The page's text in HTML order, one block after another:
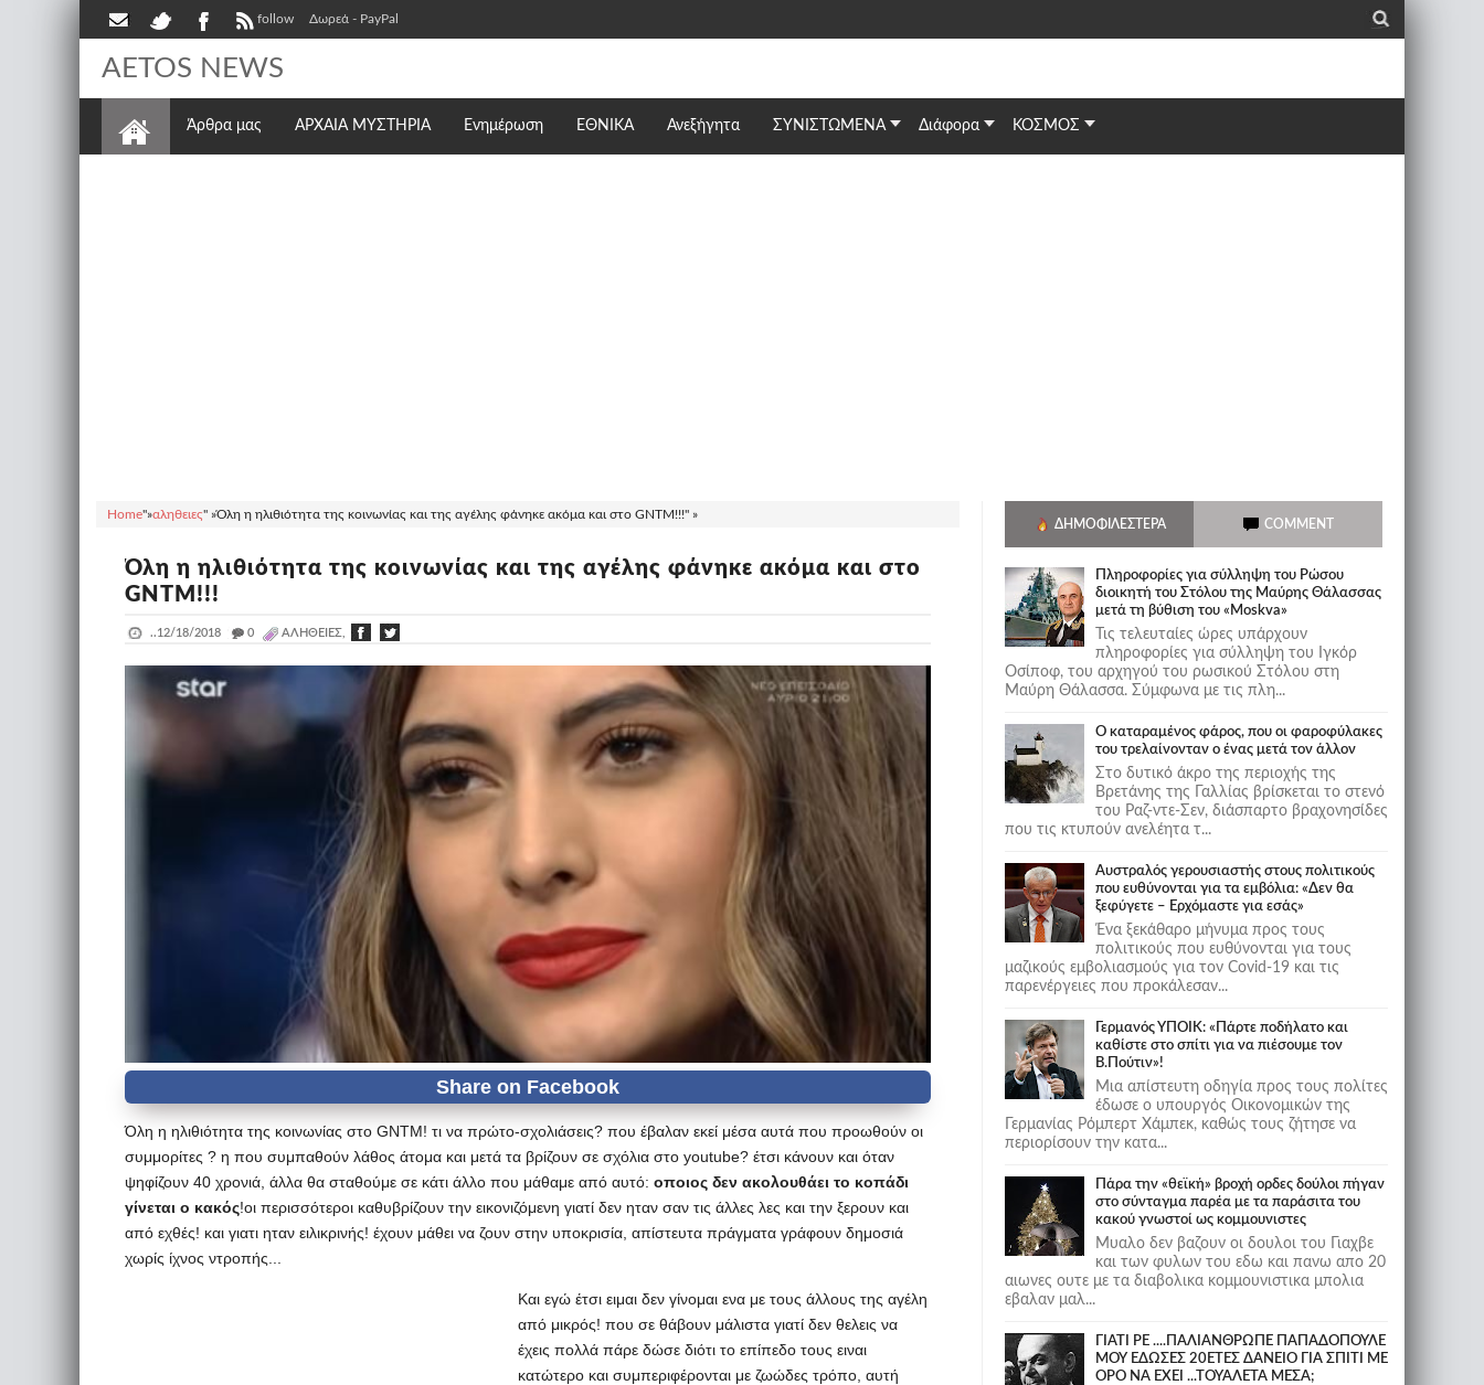
follow Δωρεά - PayPal _
AETOS NEWS
Άρθρα μας ΑΡΧΑΙΑ ΜΥΣΤΗΡΙΑ Ενημέρωση ΕΘΝΙΚΆ Ανεξήγητα ΣΥΝΙΣΤΩΜΕΝΑ Διάφορα ΚΟΣΜΟΣ
Home"»αληθειες" »Όλη η ηλιθιότητα της κοινωνίας και της αγέλης φάνηκε ακόμα και στο GNTM!!!" »
Όλη η ηλιθιότητα της κοινωνίας και της αγέλης φάνηκε ακόμα και στο
GNTM!!!
..12/18/2018 _ 0 ΑΛΗΘΕΙΕΣ,
Όλη η ηλιθιότητα της κοινωνίας στο GNTM! τι να πρώτο-σχολιάσεις? που έβαλαν εκεί μέσα αυτά που προωθούν οι
συμμορίτες ? η που συμπαθούν λάθος άτομα και μετά τα βρίζουν σε σχόλια στο youtube? έτσι κάνουν και όταν
ψηφίζουν 40 χρονιά, άλλα θα σταθούμε σε κάτι άλλο που μάθαμε από αυτό: οποιος δεν ακολουθάει το κοπάδι
γίνεται ο κακός!οι περισσότεροι καθυβρίζουν την εικονιζόμενη γιατί δεν ηταν σαν τις άλλες λες και την ξερουν και
από εχθές! και γιατι ηταν ειλικρινής! έχουν μάθει να ζουν στην υποκρισία, απίστευτα πράγματα γράφουν δημοσιά
χωρίς ίχνος ντροπής...
Και εγώ έτσι ειμαι δεν γίνομαι ενα με τους άλλους της αγέλη
από μικρός! που σε θάβουν μάλιστα γιατί δεν θελεις να
έχεις πολλά πάρε δώσε διότι το επίπεδο τους ειναι
κατώτερο και συμπεριφέρονται με ζωώδες τρόπο, αυτή
ΔΗΜΟΦΙΛΈΣΤΕΡΑ COMMENT
Πληροφορίες για σύλληψη του Ρώσου
διοικητή του Στόλου της Mαύρης Θάλασσας
μετά τη βύθιση του «Moskva»
Τις τελευταίες ώρες υπάρχουν
πληροφορίες για σύλληψη του Ιγκόρ
Οσίποφ, του αρχηγού του ρωσικού Στόλου στη
Μαύρη Θάλασσα. Σύμφωνα με τις πλη...
Ο καταραμένος φάρος, που οι φαροφύλακες
του τρελαίνονταν ο ένας μετά τον άλλον
Στο δυτικό άκρο της περιοχής της
Βρετάνης της Γαλλίας βρίσκεται το στενό
του Ραζ-ντε-Σεν, διάσπαρτο βραχονησίδες
που τις κτυπούν ανελέητα τ...
Αυστραλός γερουσιαστής στους πολιτικούς
που ευθύνονται για τα εμβόλια: «Δεν θα
ξεφύγετε – Ερχόμαστε για εσάς»
Ένα ξεκάθαρο μήνυμα προς τους
πολιτικούς που ευθύνονται για τους
μαζικούς εμβολιασμούς για τον Covid-19 και τις
παρενέργειες που προκάλεσαν...
Γερμανός ΥΠΟΙΚ: «Πάρτε ποδήλατο και
καθίστε στο σπίτι για να πιέσουμε τον
Β.Πούτιν»!
Μια απίστευτη οδηγία προς τους πολίτες
έδωσε ο υπουργός Οικονομικών της
Γερμανίας Ρόμπερτ Χάμπεκ, καθώς τους ζήτησε να
περιορίσουν την κατα...
Πάρα την «θεϊκή» βροχή ορδες δούλοι πήγαν
στο σύνταγμα παρέα με τα παράσιτα του
κακού γνωστοί ως κομμουνιστες
Μυαλο δεν βαζουν οι δουλοι του Γιαχβε
και των φυλων του εδω και πανω απο 20
αιωνες ουτε με τα διαβολικα κομμουνιστικα μπολια
εβαλαν μαλ...
ΓΙΑΤΙ ΡΕ ....ΠΑΛΙΑΝΘΡΩΠΕ ΠΑΠΑΔΟΠΟΥΛΕ
ΜΟΥ ΕΔΩΣΕΣ 20ΕΤΕΣ ΔΑΝΕΙΟ ΓΙΑ ΣΠΙΤΙ ΜΕ
ΟΡΟ ΝΑ ΕΧΕΙ ...ΤΟΥΑΛΕΤΑ ΜΕΣΑ;